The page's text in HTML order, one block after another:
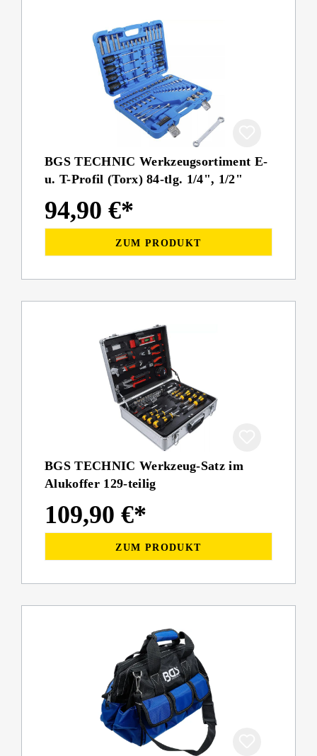
BGS TECHNIC Werkzeugsortiment E-
u. T-Profil (Torx) 84-tlg. 1/4", 1/2"
94,90 €*
ZUM PRODUKT
BGS TECHNIC Werkzeug-Satz im
Alukoffer 129-teilig
109,90 €*
ZUM PRODUKT